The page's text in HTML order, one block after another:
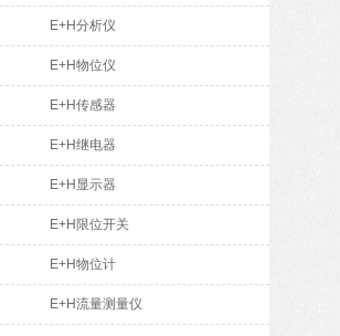
E+H分析仪
E+H物位仪
E+H传感器
E+H继电器
E+H显示器
E+H限位开关
E+H物位计
E+H流量测量仪